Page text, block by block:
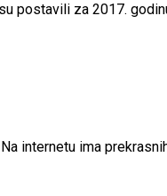
postavili za 2017.
internetu ima